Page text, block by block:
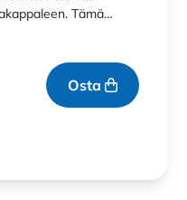
Tämä…
Osta